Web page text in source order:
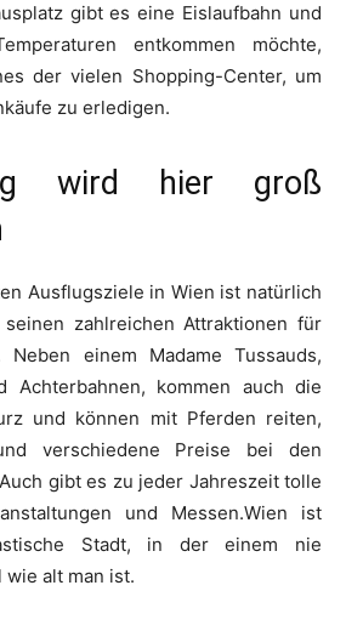
gibt es eine Eislaufbahn und
entkommen möchte,
der vielen Shopping-Center, um
zu erledigen.
wird hier groß
Ausflugsziele in Wien ist natürlich
zahlreichen Attraktionen für
Neben einem Madame Tussauds,
Achterbahnen, kommen auch die
und können mit Pferden reiten,
verschiedene Preise bei den
gibt es zu jeder Jahreszeit tolle
und Messen.Wien ist
Stadt, in der einem nie
alt man ist.